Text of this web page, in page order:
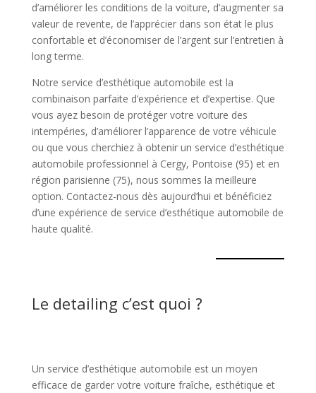
d’améliorer les conditions de la voiture, d’augmenter sa
valeur de revente, de l’apprécier dans son état le plus
confortable et d’économiser de l’argent sur l’entretien à
long terme.
Notre service d’esthétique automobile est la
combinaison parfaite d’expérience et d’expertise. Que
vous ayez besoin de protéger votre voiture des
intempéries, d’améliorer l’apparence de votre véhicule
ou que vous cherchiez à obtenir un service d’esthétique
automobile professionnel à Cergy, Pontoise (95) et en
région parisienne (75), nous sommes la meilleure
option. Contactez-nous dès aujourd’hui et bénéficiez
d’une expérience de service d’esthétique automobile de
haute qualité.
Le detailing c’est quoi ?
Un service d’esthétique automobile est un moyen
efficace de garder votre voiture fraîche, esthétique et